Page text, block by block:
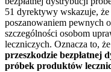
51 dyrektywy wskazuje,
poszanowaniem pewnych
szczególności osobom
leczniczych. Oznacza to, że
przeszkodzie bezpłatnej
próbek produktów